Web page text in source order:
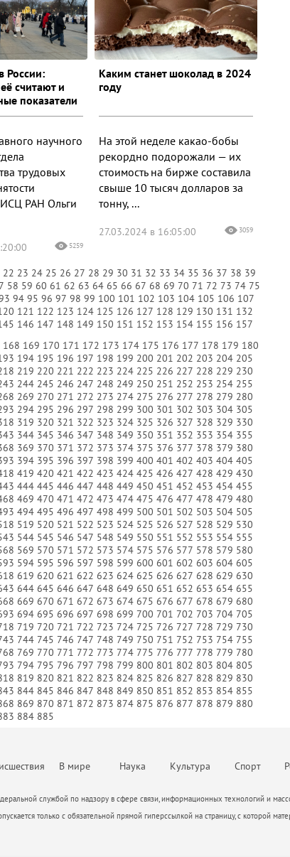
России:
считают и
показатели
научного
трудовых
РАН Ольги
5259
Каким станет шоколад в 2024
году
На этой неделе какао-бобы
рекордно подорожали — их
стоимость на бирже составила
свыше 10 тысяч долларов за
тонну, ...
27.03.2024 в 16:05:00 3059
22 23 24 25 26 27 28 29 30 31 32 33 34 35 36 37 38 39
58 59 60 61 62 63 64 65 66 67 68 69 70 71 72 73 74 75
94 95 96 97 98 99 100 101 102 103 104 105 106 107
121 122 123 124 125 126 127 128 129 130 131 132
146 147 148 149 150 151 152 153 154 155 156 157
168 169 170 171 172 173 174 175 176 177 178 179 180
194 195 196 197 198 199 200 201 202 203 204 205
219 220 221 222 223 224 225 226 227 228 229 230
244 245 246 247 248 249 250 251 252 253 254 255
269 270 271 272 273 274 275 276 277 278 279 280
294 295 296 297 298 299 300 301 302 303 304 305
319 320 321 322 323 324 325 326 327 328 329 330
344 345 346 347 348 349 350 351 352 353 354 355
369 370 371 372 373 374 375 376 377 378 379 380
394 395 396 397 398 399 400 401 402 403 404 405
419 420 421 422 423 424 425 426 427 428 429 430
444 445 446 447 448 449 450 451 452 453 454 455
469 470 471 472 473 474 475 476 477 478 479 480
494 495 496 497 498 499 500 501 502 503 504 505
519 520 521 522 523 524 525 526 527 528 529 530
544 545 546 547 548 549 550 551 552 553 554 555
569 570 571 572 573 574 575 576 577 578 579 580
594 595 596 597 598 599 600 601 602 603 604 605
619 620 621 622 623 624 625 626 627 628 629 630
644 645 646 647 648 649 650 651 652 653 654 655
669 670 671 672 673 674 675 676 677 678 679 680
694 695 696 697 698 699 700 701 702 703 704 705
719 720 721 722 723 724 725 726 727 728 729 730
744 745 746 747 748 749 750 751 752 753 754 755
769 770 771 772 773 774 775 776 777 778 779 780
794 795 796 797 798 799 800 801 802 803 804 805
819 820 821 822 823 824 825 826 827 828 829 830
844 845 846 847 848 849 850 851 852 853 854 855
869 870 871 872 873 874 875 876 877 878 879 880
884 885
В мире Наука Культура Спорт
службой по надзору в сфере связи, информационных технологий и
только с обязательной прямой гиперссылкой на страницу, с которой